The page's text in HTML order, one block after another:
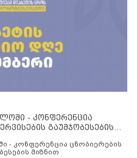
- კონფერენცია
გაუმჯობესების
- კონფერენცია ცნობიერების
მიზნით